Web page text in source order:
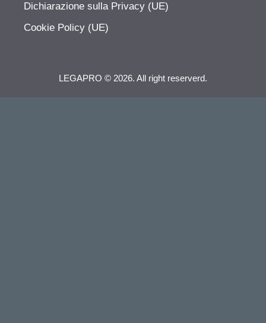
Dichiarazione sulla Privacy (UE)
Cookie Policy (UE)
LEGAPRO © 2026. All right reserverd.